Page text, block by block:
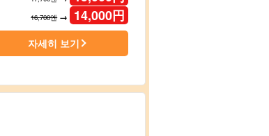
16,700엔→ 14,000円
자세히 보기